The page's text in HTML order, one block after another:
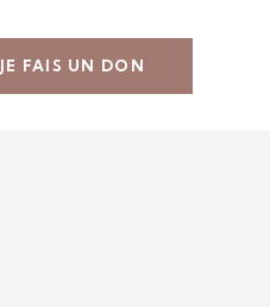
JE FAIS UN DON